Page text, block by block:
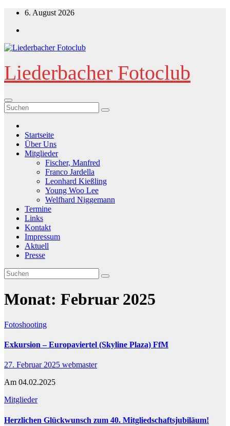
Zum
springen
6. August 2026
Liederbacher Fotoclub
Startseite
Über Uns
Mitglieder
Fischer, Manfred
Franco Jardella
Leonhard Kießling
Young Woo Lee
Welfhard Niggemann
Termine
Links
Kontakt
Impressum
Aktuell
Presse
Monat: Februar 2025
Fotoshooting
Exkursion – Europaviertel (Skyline Plaza) FfM
27. Februar 2025 webmaster
Am 04.02.2025
Mitglieder
Herzlichen Glückwunsch zum 40. Mitgliedschaftsjubiläum!